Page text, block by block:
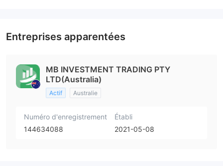
Entreprises apparentées
MB INVESTMENT TRADING PTY
LTD(Australia)
Actif Australie
Numéro d'enregistrement
144634088
Établi
2021-05-08